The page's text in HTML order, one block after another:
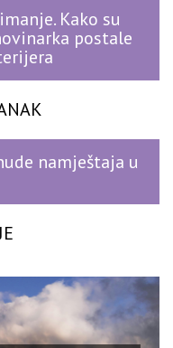
Kako su
postale
namještaja u